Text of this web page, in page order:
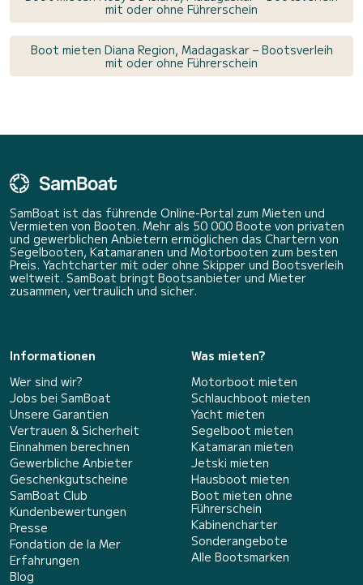
mit oder ohne Führerschein
Boot mieten Diana Region, Madagaskar – Bootsverleih
mit oder ohne Führerschein
SamBoat ist das führende Online-Portal zum Mieten und
Vermieten von Booten. Mehr als 50 000 Boote von privaten
und gewerblichen Anbietern ermöglichen das Chartern von
Segelbooten, Katamaranen und Motorbooten zum besten
Preis. Yachtcharter mit oder ohne Skipper und Bootsverleih
weltweit. SamBoat bringt Bootsanbieter und Mieter
zusammen, vertraulich und sicher.
Informationen
Wer sind wir?
Jobs bei SamBoat
Unsere Garantien
Vertrauen & Sicherheit
Einnahmen berechnen
Gewerbliche Anbieter
Geschenkgutscheine
SamBoat Club
Kundenbewertungen
Presse
Fondation de la Mer
Erfahrungen
Blog
Was mieten?
Motorboot mieten
Schlauchboot mieten
Yacht mieten
Segelboot mieten
Katamaran mieten
Jetski mieten
Hausboot mieten
Boot mieten ohne
Führerschein
Kabinencharter
Sonderangebote
Alle Bootsmarken